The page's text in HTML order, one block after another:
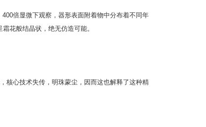
倍显微下观察，器形表面附着物中分布着不同年
花般结晶状，绝无仿造可能。
核心技术失传，明珠蒙尘，因而这也解释了这种精